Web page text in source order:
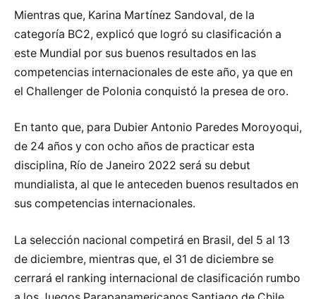
Mientras que, Karina Martínez Sandoval, de la
categoría BC2, explicó que logró su clasificación a
este Mundial por sus buenos resultados en las
competencias internacionales de este año, ya que en
el Challenger de Polonia conquistó la presea de oro.
En tanto que, para Dubier Antonio Paredes Moroyoqui,
de 24 años y con ocho años de practicar esta
disciplina, Río de Janeiro 2022 será su debut
mundialista, al que le anteceden buenos resultados en
sus competencias internacionales.
La selección nacional competirá en Brasil, del 5 al 13
de diciembre, mientras que, el 31 de diciembre se
cerrará el ranking internacional de clasificación rumbo